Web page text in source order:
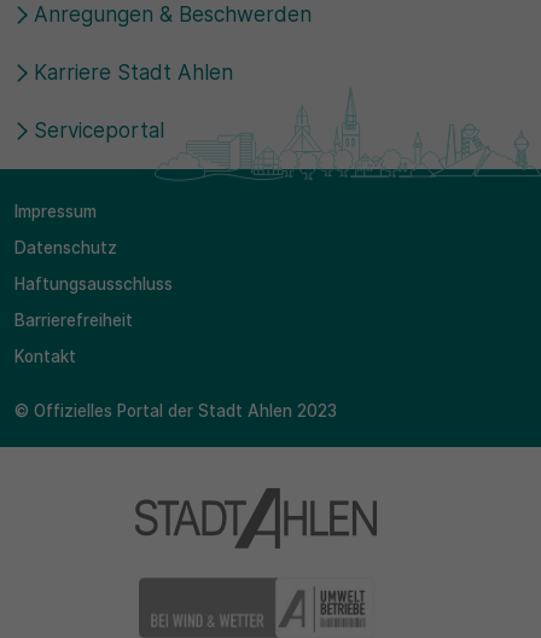
Anregungen & Beschwerden
Karriere Stadt Ahlen
Serviceportal
Impressum
Datenschutz
Haftungsausschluss
Barrierefreiheit
Kontakt
© Offizielles Portal der Stadt Ahlen 2023